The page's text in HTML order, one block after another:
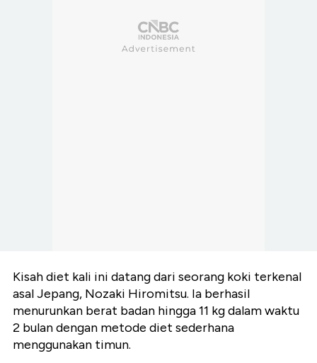
Kisah diet kali ini datang dari seorang koki terkenal
asal Jepang, Nozaki Hiromitsu. Ia berhasil
menurunkan berat badan hingga 11 kg dalam waktu
2 bulan dengan metode diet sederhana
menggunakan timun.